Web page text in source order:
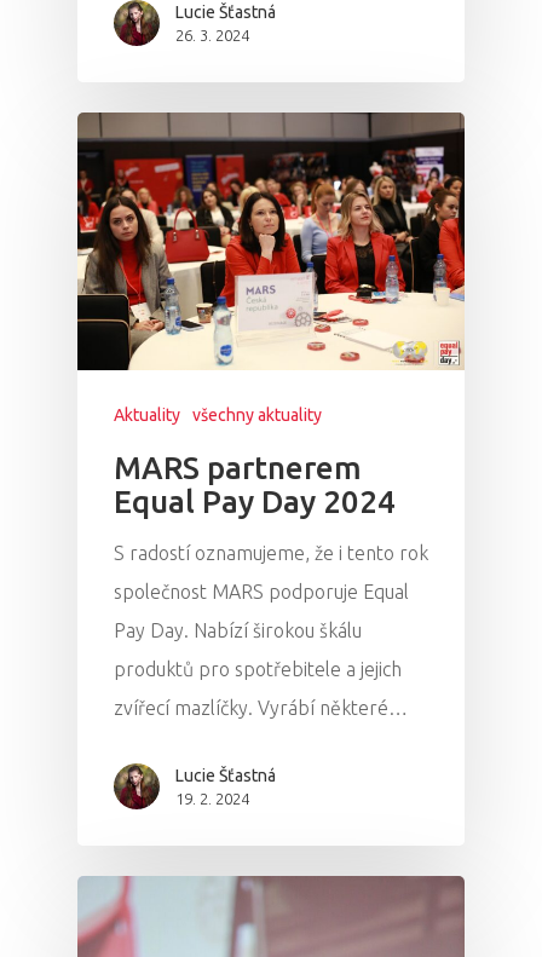
Lucie Šťastná
26. 3. 2024
Aktuality všechny aktuality
MARS partnerem
Equal Pay Day 2024
S radostí oznamujeme, že i tento rok
společnost MARS podporuje Equal
Pay Day. Nabízí širokou škálu
produktů pro spotřebitele a jejich
zvířecí mazlíčky. Vyrábí některé…
Lucie Šťastná
19. 2. 2024